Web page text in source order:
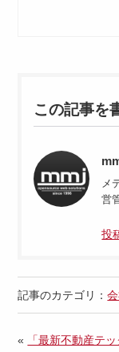
この記事を
メ
営
投
記事のカテゴリ：
«
「最新不動産テ